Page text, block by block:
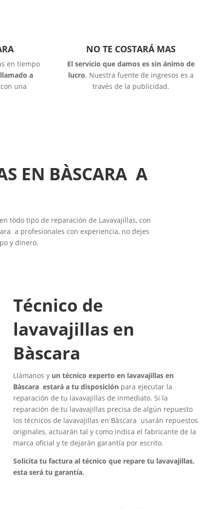
en tiempo
a
una
NO TE COSTARÁ MAS
El servicio que damos es sin ánimo de
lucro. Nuestra fuente de ingresos es a
través de la publicidad.
EN BÀSCARA A
todo tipo de reparación de Lavavajillas, con
a profesionales con experiencia, no dejes
y dinero.
Técnico de
lavavajillas en
Bàscara
Llámanos y un técnico experto en lavavajillas en
Bàscara estará a tu disposiciónpara ejecutar la
reparación de tu lavavajillas de inmediato. Si la
reparación de tu lavavajillas precisa de algún repuesto
los técnicos de lavavajillas en Bàscara usarán repuestos
originales, actuarán tal y como indica el fabricante de la
marca oficial y te dejarán garantía por escrito.
Solicita tu factura al técnico que repare tu lavavajillas,
esta será tu garantía.